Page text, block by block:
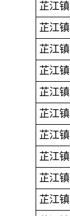
芷江镇
芷江镇
芷江镇
芷江镇
芷江镇
芷江镇
芷江镇
芷江镇
芷江镇
芷江镇